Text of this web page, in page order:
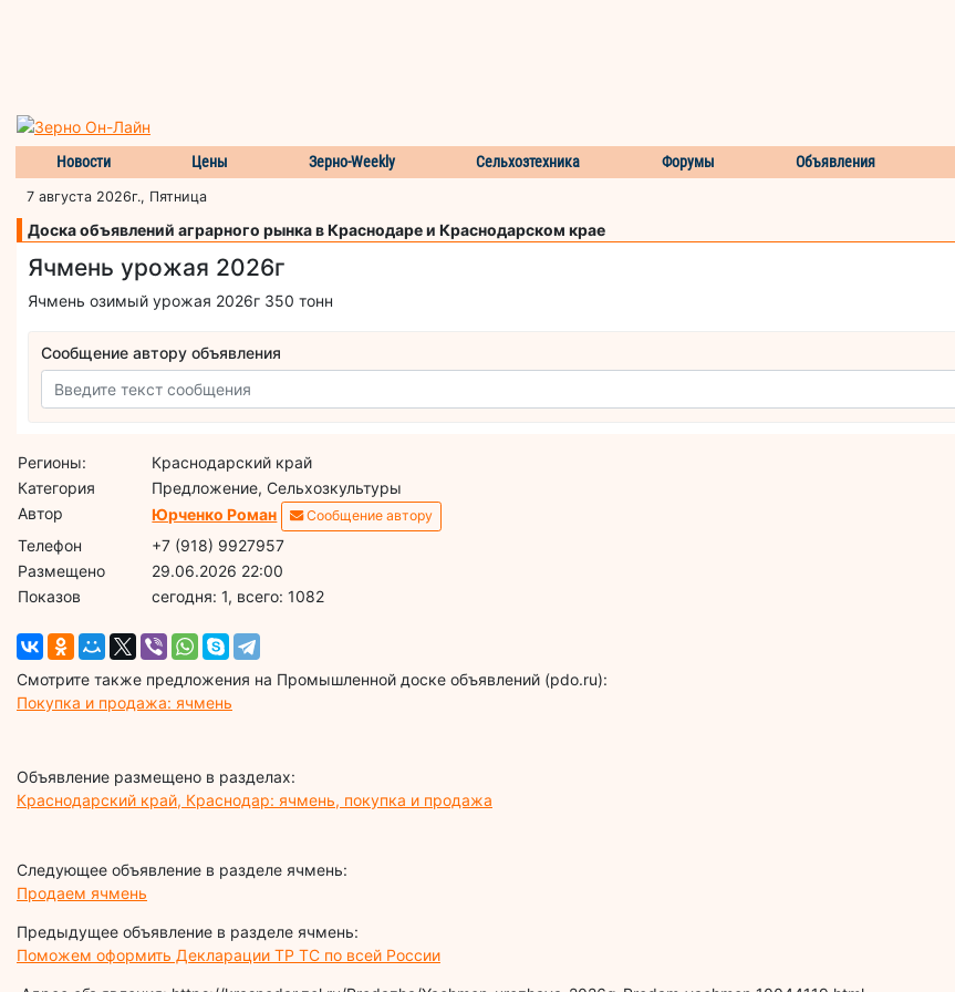
Новости Цены Зерно-Weekly Сельхозтехника Форумы Объявления
7 августа 2026г., Пятница
Доска объявлений аграрного рынка в Краснодаре и Краснодарском крае
Ячмень урожая 2026г
Ячмень озимый урожая 2026г 350 тонн
Сообщение автору объявления
Регионы:
Краснодарский край
Категория
Предложение, Сельхозкультуры
Автор
Юрченко Роман Сообщение автору
Телефон
+7 (918) 9927957
Размещено
29.06.2026 22:00
Показов
cегодня: 1, всего: 1082
Смотрите также предложения на Промышленной доске объявлений (pdo.ru):
Покупка и продажа: ячмень
Объявление размещено в разделах:
Краснодарский край, Краснодар: ячмень, покупка и продажа
Следующее объявление в разделе ячмень:
Продаем ячмень
Предыдущее объявление в разделе ячмень:
Поможем оформить Декларации ТР ТС по всей России